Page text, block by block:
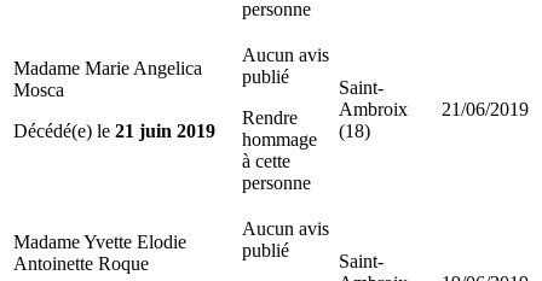
personne
Madame Marie Angelica
Mosca
Décédé(e) le 21 juin 2019
Aucun avis
publié
Rendre
hommage
à cette
personne
Saint-
Ambroix
(18)
21/06/2019
Madame Yvette Elodie
Antoinette Roque
Aucun avis
publié
Saint-